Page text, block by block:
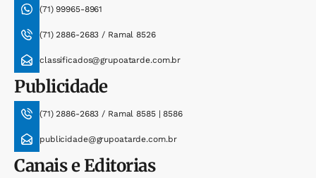
(71) 99965-8961
(71) 2886-2683 / Ramal 8526
classificados@grupoatarde.com.br
Publicidade
(71) 2886-2683 / Ramal 8585 | 8586
publicidade@grupoatarde.com.br
Canais e Editorias